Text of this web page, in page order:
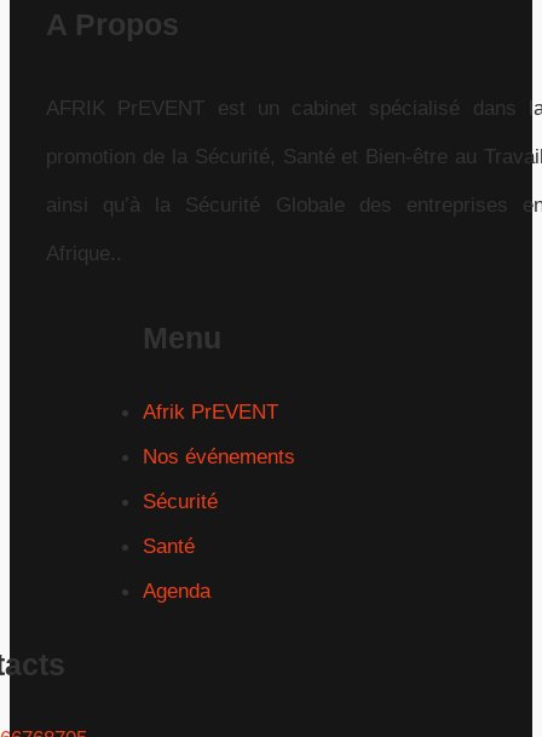
A Propos
AFRIK PrEVENT est un cabinet spécialisé dans
promotion de la Sécurité, Santé et Bien-être au
ainsi qu’à la Sécurité Globale des entreprises
Afrique..
Menu
Afrik PrEVENT
Nos événements
Sécurité
Santé
Agenda